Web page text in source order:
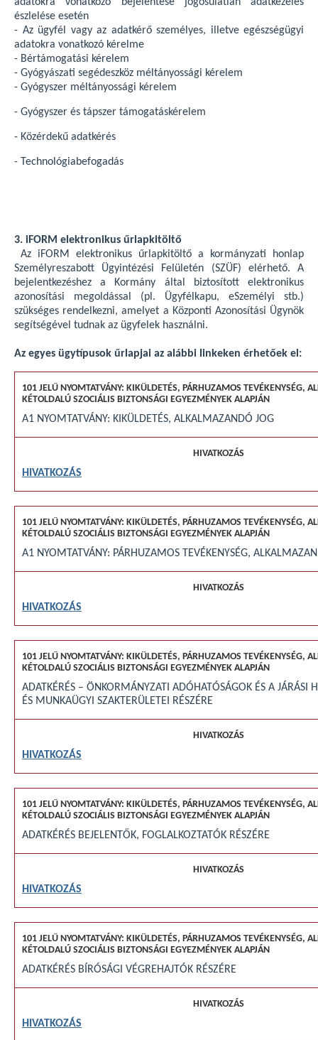
észlelése esetén
- Az ügyfél vagy az adatkérő személyes, illetve egészségügyi
adatokra vonatkozó kérelme
- Bértámogatási kérelem
- Gyógyászati segédeszköz méltányossági kérelem
- Gyógyszer méltányossági kérelem
- Gyógyszer és tápszer támogatáskérelem
- Közérdekű adatkérés
- Technológiabefogadás
3. iFORM elektronikus űrlapkitöltő
Az iFORM elektronikus űrlapkitöltő a kormányzati honlap
Személyreszabott Ügyintézési Felületén (SZÜF) elérhető. A
bejelentkezéshez a Kormány által biztosított elektronikus
azonosítási megoldással (pl. Ügyfélkapu, eSzemélyi stb.)
szükséges rendelkezni, amelyet a Központi Azonosítási Ügynök
segítségével tudnak az ügyfelek használni.
Az egyes ügytípusok űrlapjai az alábbi linkeken érhetőek el:
A1 NYOMTATVÁNY: KIKÜLDETÉS, ALKALMAZANDÓ JOG
HIVATKOZÁS
A1 NYOMTATVÁNY: PÁRHUZAMOS TEVÉKENYSÉG,
HIVATKOZÁS
ADATKÉRÉS – ÖNKORMÁNYZATI ADÓHATÓSÁGOK ÉS A JÁRÁSI
ÉS MUNKAÜGYI SZAKTERÜLETEI RÉSZÉRE
HIVATKOZÁS
ADATKÉRÉS BEJELENTŐK, FOGLALKOZTATÓK RÉSZÉRE
HIVATKOZÁS
ADATKÉRÉS BÍRÓSÁGI VÉGREHAJTÓK RÉSZÉRE
HIVATKOZÁS